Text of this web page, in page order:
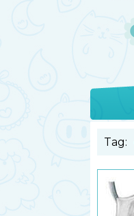
Tag: